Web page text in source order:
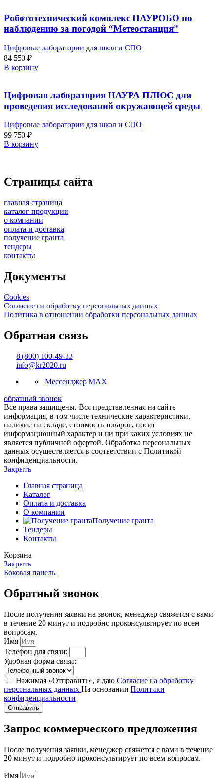
Робототехнический комплекс НАУРОБО по
наблюдению за погодой “Метеостанция”
Цифровые лаборатории для школ и СПО
84 550 ₽
В корзину
Цифровая лаборатория НАУРА ПЛЮС для
проведения исследований окружающей среды
Цифровые лаборатории для школ и СПО
99 750 ₽
В корзину
Страницы сайта
главная страница
каталог продукции
о компании
оплата и доставка
получение гранта
тендеры
контакты
Документы
Cookies
Согласие на обработку персональных данных
Политика в отношении обработки персональных данных
Обратная связь
8 (800) 100-49-33
info@kr2020.ru
Мессенджер MAX
обратный звонок
Все права защищены. Вся представленная на сайте
информация, в том числе технические характеристики,
наличие на складе, стоимость товаров, носит
информационный характер и ни при каких условиях не
является публичной офертой. Обработка персональных
данных осуществляется в соответствии с Политикой
конфиденциальности.
Закрыть
Главная страница
Каталог
Оплата и доставка
О компании
Получение гранта
Тендеры
Контакты
Корзина
Закрыть
Боковая панель
Обратный звонок
После получения заявки на звонок, менеджер свяжется с вами
в течение 20 минут и подробно проконсультирует по всем
вопросам.
Имя
Телефон для связи:
Удобная форма связи:
Нажимая «Отправить», я даю Согласие на обработку
персональных данных На основании Политики
конфиденциальности
Отправить
Запрос коммерческого предложения
После получения заявки, менеджер свяжется с вами в течение
20 минут и подробно проконсультирует по всем вопросам.
Имя